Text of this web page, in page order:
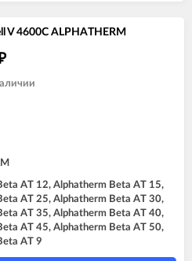
V 4600C ALPHATHERM
AT 12, Alphatherm Beta AT 15,
AT 25, Alphatherm Beta AT 30,
AT 35, Alphatherm Beta AT 40,
AT 45, Alphatherm Beta AT 50,
AT 9